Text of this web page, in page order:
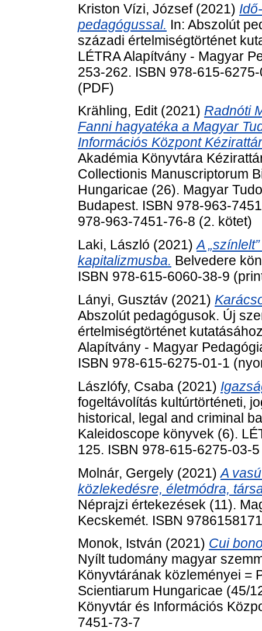
Kriston Vízi, József(2021)
pedagógussal. In: Abszolút
századi értelmiségtörténet
LÉTRA Alapítvány - Magyar
253-262. ISBN 978-615-
(PDF)
Krähling, Edit(2021) Radnóti
Fanni hagyatéka a Magyar
Információs Központ
Akadémia Könyvtára
Collectionis Manuscriptorum
Hungaricae (26). Magyar
Budapest. ISBN 978-963-
978-963-7451-76-8 (2. kötet)
Laki, László (2021)A
kapitalizmusba. Belvedere
ISBN 978-615-6060-38-9
Lányi, Gusztáv (2021)
Abszolút pedagógusok. Új
értelmiségtörténet
Alapítvány - Magyar
ISBN 978-615-6275-01-1
Lászlófy, Csaba (2021)
fogeltávolítás kultúrtörténeti,
historical, legal and criminal
Kaleidoscope könyvek (6).
125. ISBN 978-615-6275-03-5
Molnár, Gergely (2021)A
közlekedésre, életmódra,
Néprajzi értekezések (11).
Kecskemét. ISBN
Monok, István (2021) Cui
Nyílt tudomány magyar
Könyvtárának közleményei =
Scientiarum Hungaricae (45/
Könyvtár és Információs
7451-73-7